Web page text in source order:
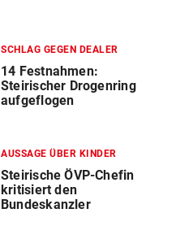
SCHLAG GEGEN DEALER
14 Festnahmen:
Steirischer Drogenring
aufgeflogen
AUSSAGE ÜBER KINDER
Steirische ÖVP-Chefin
kritisiert den
Bundeskanzler